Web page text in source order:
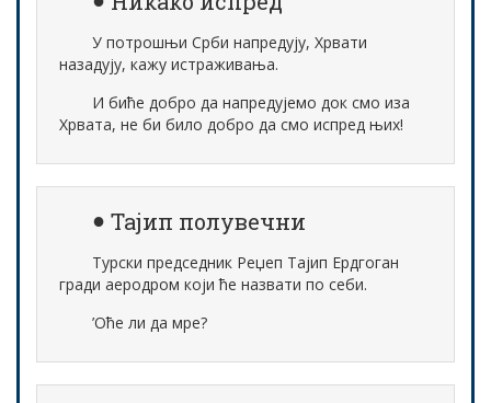
У потрошњи Срби напредују, Хрвати
назадују, кажу истраживања.
И биће добро да напредујемо док смо иза
Хрвата, не би било добро да смо испред њих!
Тајип полувечни
Турски председник Реџеп Тајип Ердгоган
гради аеродром који ће назвати по себи.
’Оће ли да мре?